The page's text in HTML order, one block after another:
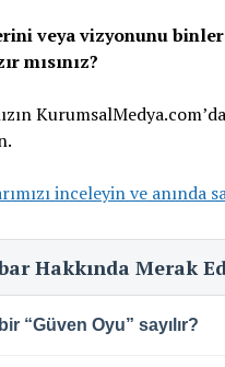
veya vizyonunu
mısınız?
inceleyin ve anında
Hakkında Merak
“Güven Oyu” sayılır?